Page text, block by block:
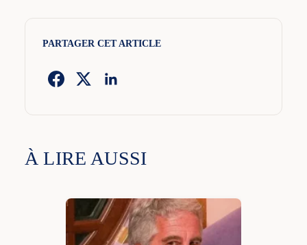
PARTAGER CET ARTICLE
À LIRE AUSSI